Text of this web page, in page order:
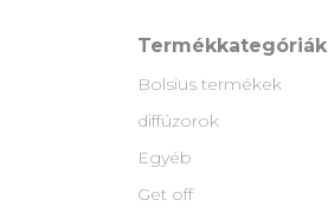
Termékkategóriák
Bolsius termékek
diffúzorok
Egyéb
Get off